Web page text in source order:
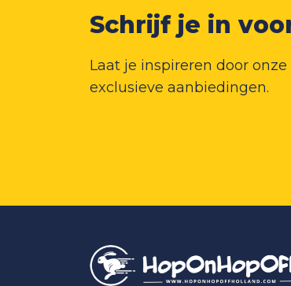
Schrijf je in
Laat je inspireren door
exclusieve aanbiedingen.